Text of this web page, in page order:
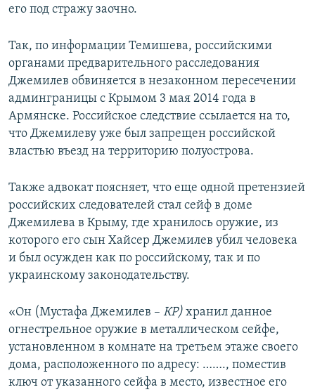
его под стражу заочно.
Так, по информации Темишева, российскими
органами предварительного расследования
Джемилев обвиняется в незаконном пересечении
админграницы с Крымом 3 мая 2014 года в
Армянске. Российское следствие ссылается на то,
что Джемилеву уже был запрещен российской
властью въезд на территорию полуострова.
Также адвокат поясняет, что еще одной претензией
российских следователей стал сейф в доме
Джемилева в Крыму, где хранилось оружие, из
которого его сын Хайсер Джемилев убил человека
и был осужден как по российскому, так и по
украинскому законодательству.
«Он (Мустафа Джемилев – КР) хранил данное
огнестрельное оружие в металлическом сейфе,
установленном в комнате на третьем этаже своего
дома, расположенного по адресу: ……., поместив
ключ от указанного сейфа в место, известное его